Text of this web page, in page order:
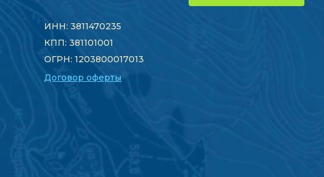
ИНН: 3811470235
КПП: 381101001
ОГРН: 1203800017013
Договор оферты